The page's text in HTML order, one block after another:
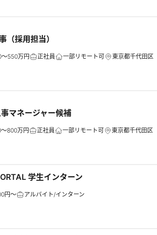
（採用担当）
550万円 正社員 一部リモート可 東京都千代田区
マネージャー候補
800万円 正社員 一部リモート可 東京都千代田区
学生インターン
円～ アルバイト/インターン